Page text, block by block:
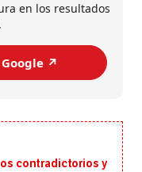
en los resultados
↗️
contradictorios y